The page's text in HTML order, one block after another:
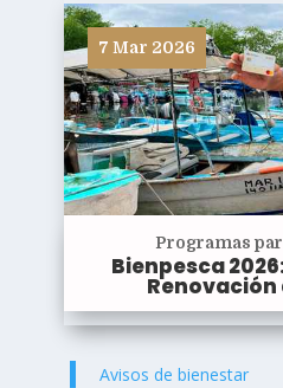
7 Mar 2026
Programas
Bienpesca
Avisos de bienestar